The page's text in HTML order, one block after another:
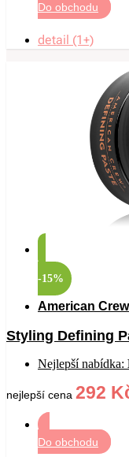
Do obchodu
detail (1+)
-15%
American Crew
Styling Defining
Nejlepší nabídka:
nejlepší cena 292
Do obchodu